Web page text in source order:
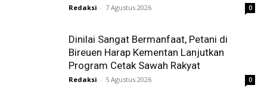
Redaksi - 7 Agustus 2026 0
Dinilai Sangat Bermanfaat, Petani di
Bireuen Harap Kementan Lanjutkan
Program Cetak Sawah Rakyat
Redaksi - 5 Agustus 2026 0